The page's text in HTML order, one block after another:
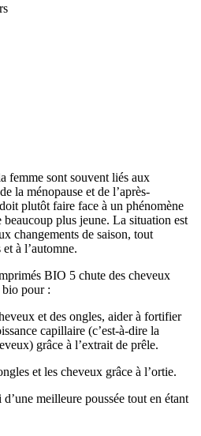
femme sont souvent liés aux
la ménopause et de l’après-
plutôt faire face à un phénomène
plus jeune. La situation est
changements de saison, tout
à l’automne.
BIO 5 chute des cheveux
pour :
et des ongles, aider à fortifier
capillaire (c’est-à-dire la
grâce à l’extrait de prêle.
et les cheveux grâce à l’ortie.
meilleure poussée tout en étant